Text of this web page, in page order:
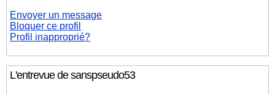
Envoyer un message
Bloquer ce profil
Profil inapproprié?
L'entrevue de sanspseudo53